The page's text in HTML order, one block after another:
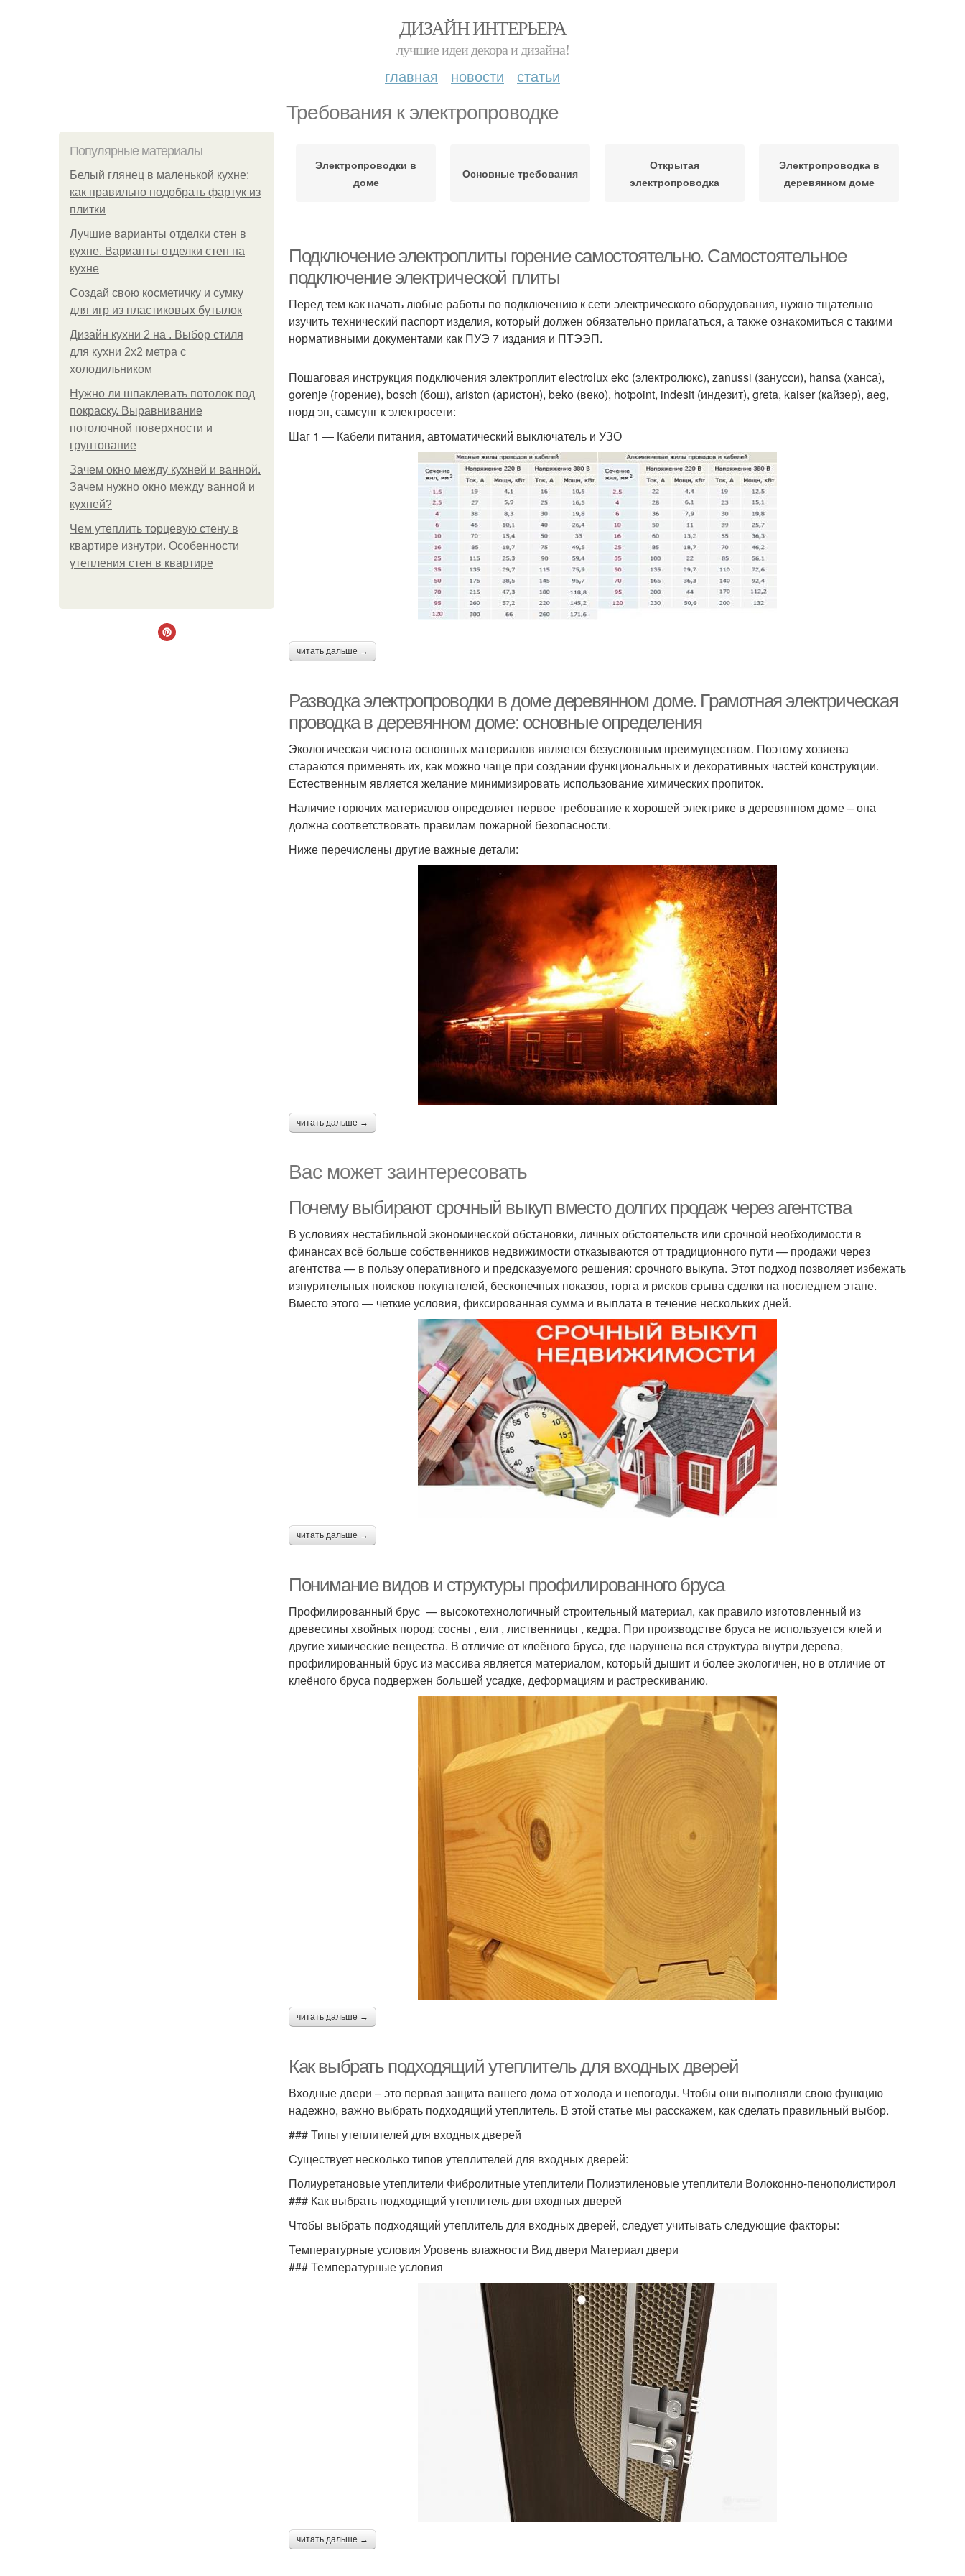
ДИЗАЙН ИНТЕРЬЕРА
лучшие идеи декора и дизайна!
главная новости статьи
Требования к электропроводке
Популярные материалы
Белый глянец в маленькой кухне:
как правильно подобрать фартук из
плитки
Лучшие варианты отделки стен в
кухне. Варианты отделки стен на
кухне
Создай свою косметичку и сумку
для игр из пластиковых бутылок
Дизайн кухни 2 на . Выбор стиля
для кухни 2х2 метра с
холодильником
Нужно ли шпаклевать потолок под
покраску. Выравнивание
потолочной поверхности и
грунтование
Зачем окно между кухней и ванной.
Зачем нужно окно между ванной и
кухней?
Чем утеплить торцевую стену в
квартире изнутри. Особенности
утепления стен в квартире
Электропроводки в
доме
Основные требования
Открытая
электропроводка
Электропроводка в
деревянном доме
Подключение электроплиты горение самостоятельно. Самостоятельное
подключение электрической плиты
Перед тем как начать любые работы по подключению к сети электрического оборудования, нужно тщательно
изучить технический паспорт изделия, который должен обязательно прилагаться, а также ознакомиться с такими
нормативными документами как ПУЭ 7 издания и ПТЭЭП.
Пошаговая инструкция подключения электроплит electrolux ekc (электролюкс), zanussi (занусси), hansa (ханса),
gorenje (горение), bosch (бош), ariston (аристон), beko (веко), hotpoint, indesit (индезит), greta, kaiser (кайзер), aeg,
норд эп, самсунг к электросети:
Шаг 1 — Кабели питания, автоматический выключатель и УЗО
читать дальше →
Разводка электропроводки в доме деревянном доме. Грамотная электрическая
проводка в деревянном доме: основные определения
Экологическая чистота основных материалов является безусловным преимуществом. Поэтому хозяева
стараются применять их, как можно чаще при создании функциональных и декоративных частей конструкции.
Естественным является желание минимизировать использование химических пропиток.
Наличие горючих материалов определяет первое требование к хорошей электрике в деревянном доме – она
должна соответствовать правилам пожарной безопасности.
Ниже перечислены другие важные детали:
читать дальше →
Вас может заинтересовать
Почему выбирают срочный выкуп вместо долгих продаж через агентства
В условиях нестабильной экономической обстановки, личных обстоятельств или срочной необходимости в
финансах всё больше собственников недвижимости отказываются от традиционного пути — продажи через
агентства — в пользу оперативного и предсказуемого решения: срочного выкупа. Этот подход позволяет избежать
изнурительных поисков покупателей, бесконечных показов, торга и рисков срыва сделки на последнем этапе.
Вместо этого — четкие условия, фиксированная сумма и выплата в течение нескольких дней.
читать дальше →
Понимание видов и структуры профилированного бруса
Профилированный брус — высокотехнологичный строительный материал, как правило изготовленный из
древесины хвойных пород: сосны , ели , лиственницы , кедра. При производстве бруса не используется клей и
другие химические вещества. В отличие от клеёного бруса, где нарушена вся структура внутри дерева,
профилированный брус из массива является материалом, который дышит и более экологичен, но в отличие от
клеёного бруса подвержен большей усадке, деформациям и растрескиванию.
читать дальше →
Как выбрать подходящий утеплитель для входных дверей
Входные двери – это первая защита вашего дома от холода и непогоды. Чтобы они выполняли свою функцию
надежно, важно выбрать подходящий утеплитель. В этой статье мы расскажем, как сделать правильный выбор.
### Типы утеплителей для входных дверей
Существует несколько типов утеплителей для входных дверей:
Полиуретановые утеплители Фибролитные утеплители Полиэтиленовые утеплители Волоконно-пенополистирол
### Как выбрать подходящий утеплитель для входных дверей
Чтобы выбрать подходящий утеплитель для входных дверей, следует учитывать следующие факторы:
Температурные условия Уровень влажности Вид двери Материал двери
### Температурные условия
читать дальше →